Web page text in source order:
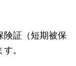
険証（短期被保
。